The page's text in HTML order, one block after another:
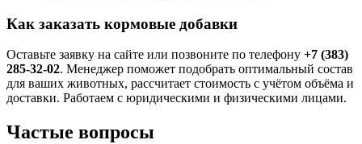
Как заказать кормовые добавки
Оставьте заявку на сайте или позвоните по телефону +7 (383)
285-32-02. Менеджер поможет подобрать оптимальный состав
для ваших животных, рассчитает стоимость с учётом объёма и
доставки. Работаем с юридическими и физическими лицами.
Частые вопросы